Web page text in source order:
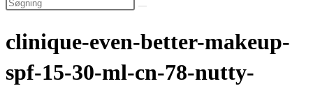
clinique-even-better-makeup-
spf-15-30-ml-cn-78-nutty-